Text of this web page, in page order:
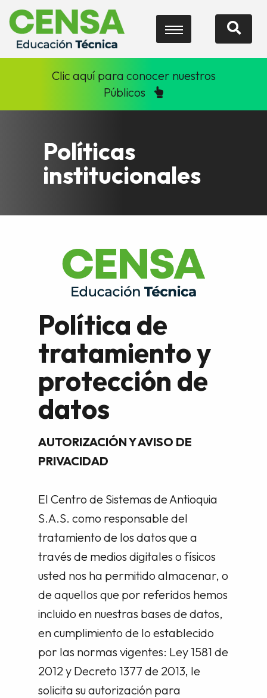
Clic aquí para conocer nuestros
Públicos
Políticas
institucionales
Política de
tratamiento y
protección de
datos
AUTORIZACIÓN Y AVISO DE
PRIVACIDAD
El Centro de Sistemas de Antioquia
S.A.S. como responsable del
tratamiento de los datos que a
través de medios digitales o físicos
usted nos ha permitido almacenar, o
de aquellos que por referidos hemos
incluido en nuestras bases de datos,
en cumplimiento de lo establecido
por las normas vigentes: Ley 1581 de
2012 y Decreto 1377 de 2013, le
solicita su autorización para